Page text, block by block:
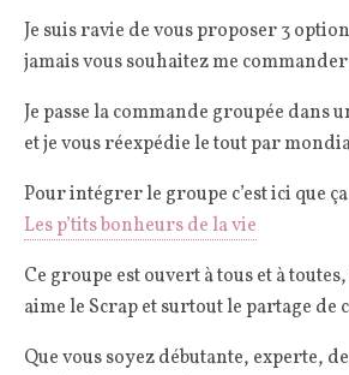
Je suis ravie de vous proposer 3
jamais vous souhaitez me
Je passe la commande groupée dans
et je vous réexpédie le tout par
Pour intégrer le groupe c’est ici que ça
Les p’tits bonheurs de la vie
Ce groupe est ouvert à tous et à
aime le Scrap et surtout le partage de
Que vous soyez débutante, experte,